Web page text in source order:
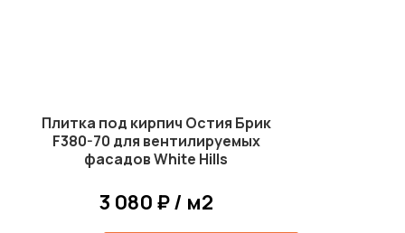
Плитка под кирпич Остия Брик
F380-70 для вентилируемых
фасадов White Hills
3 080 ₽ / м2